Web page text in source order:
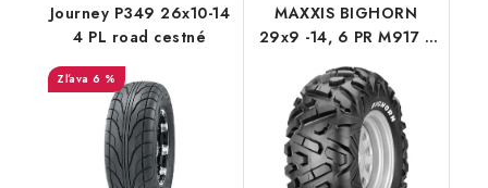
Journey P349 26x10-14
4 PL road cestné
6 %
MAXXIS BIGHORN
29x9 -14, 6 PR M917 E